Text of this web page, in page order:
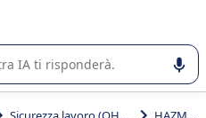
o nella scelta di un